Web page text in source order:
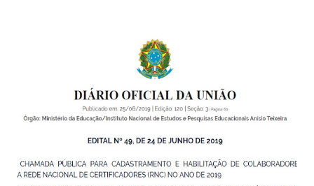
crianças de zero a 3 anos e 11 meses; – EMEIs - Escolas
Municipais de Educação Infantil, que atendem crianças de 4
a 5 anos e 11 meses; – CEMEI - Centro Municipal de
Educação Infantil, que recebe crianças de zero a 5 anos e 11
Indígena, e trabalham com cri...